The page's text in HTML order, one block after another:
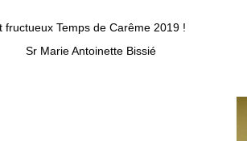
fructueux Temps de Carême 2019 !
Sr Marie Antoinette Bissié